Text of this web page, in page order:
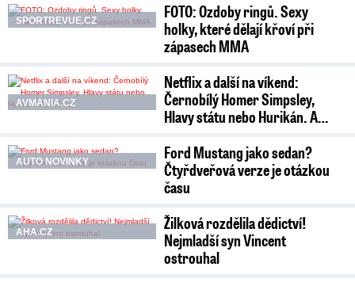
SPORTREVUE.CZ
FOTO: Ozdoby ringů. Sexy
holky, které dělají křoví při
zápasech MMA
AVMANIA.CZ
Netflix a další na víkend:
Černobílý Homer Simpsley,
Hlavy státu nebo Hurikán. A…
AUTO NOVINKY
Ford Mustang jako sedan?
Čtyřdveřová verze je otázkou
času
AHA.CZ
Žilková rozdělila dědictví!
Nejmladší syn Vincent
ostrouhal